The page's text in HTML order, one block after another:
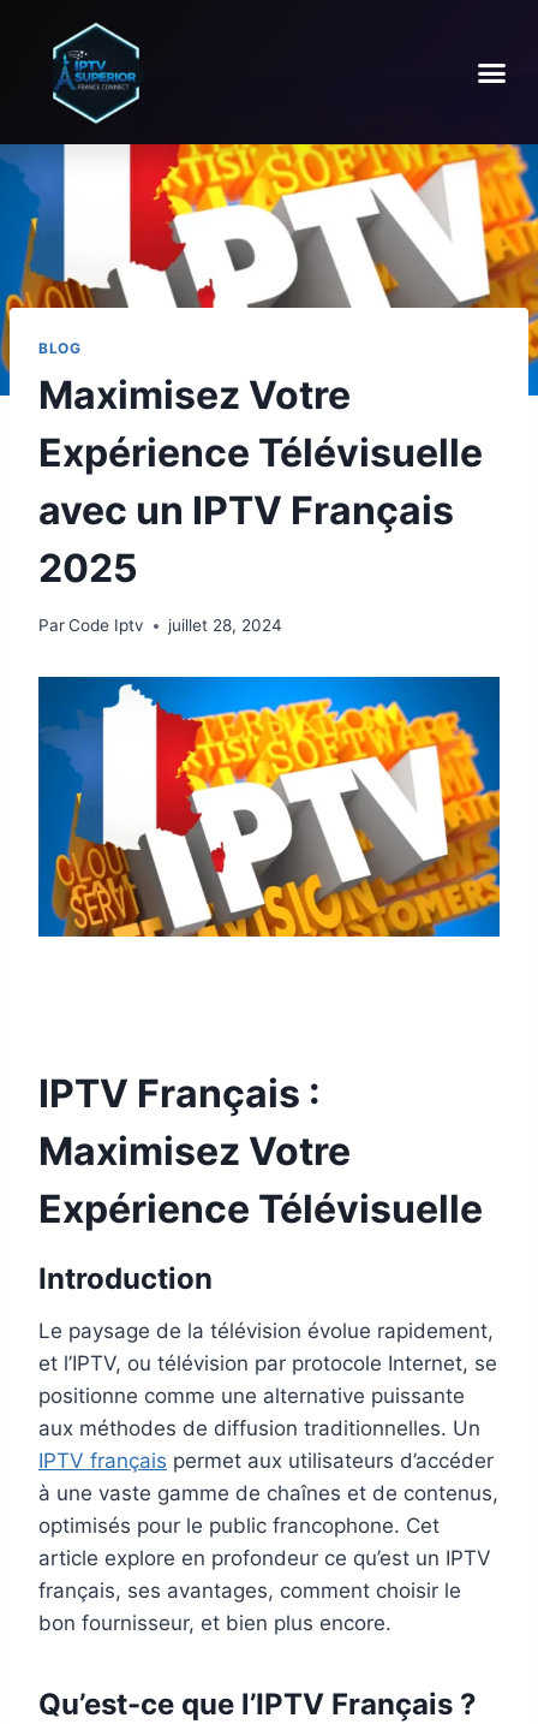
BLOG
Maximisez Votre
Expérience Télévisuelle
avec un IPTV Français
2025
ParCode Iptv juillet 28, 2024
IPTV Français :
Maximisez Votre
Expérience Télévisuelle
Introduction
Le paysage de la télévision évolue rapidement,
et l’IPTV, ou télévision par protocole Internet, se
positionne comme une alternative puissante
aux méthodes de diffusion traditionnelles. Un
IPTV français permet aux utilisateurs d’accéder
à une vaste gamme de chaînes et de contenus,
optimisés pour le public francophone. Cet
article explore en profondeur ce qu’est un IPTV
français, ses avantages, comment choisir le
bon fournisseur, et bien plus encore.
Qu’est-ce que l’IPTV Français ?